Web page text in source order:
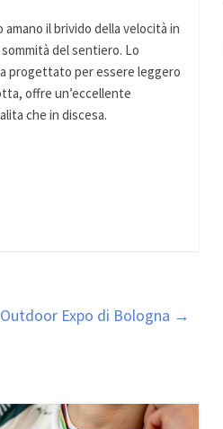
il brivido della velocità in
del sentiero. Lo
progettato per essere leggero
offre un’eccellente
che in discesa.
Expo di Bologna →